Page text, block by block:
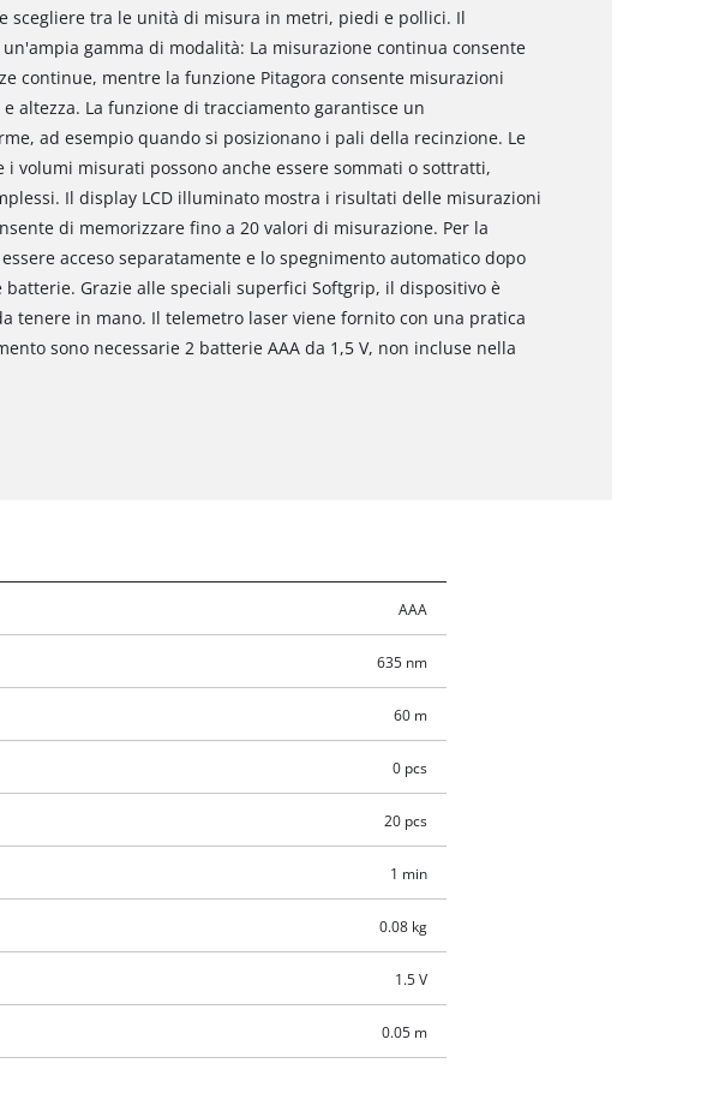
scegliere tra le unità di misura in metri, piedi e pollici. Il
gamma di modalità: La misurazione continua consente
continue, mentre la funzione Pitagora consente misurazioni
altezza. La funzione di tracciamento garantisce un
ad esempio quando si posizionano i pali della recinzione. Le
i volumi misurati possono anche essere sommati o sottratti,
Il display LCD illuminato mostra i risultati delle misurazioni
di memorizzare fino a 20 valori di misurazione. Per la
acceso separatamente e lo spegnimento automatico dopo
Grazie alle speciali superfici Softgrip, il dispositivo è
tenere in mano. Il telemetro laser viene fornito con una pratica
sono necessarie 2 batterie AAA da 1,5 V, non incluse nella
AAA
635 nm
60 m
0 pcs
20 pcs
1 min
0.08 kg
1.5 V
0.05 m